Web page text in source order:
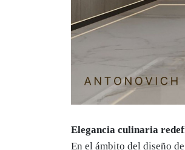
Elegancia culinaria
En el ámbito del diseño